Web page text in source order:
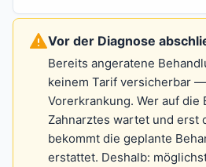
Vor der Diagnose
Bereits angeratene
keinem Tarif versicherbar
Vorerkrankung. Wer auf die
Zahnarztes wartet und erst
bekommt die geplante
erstattet. Deshalb: